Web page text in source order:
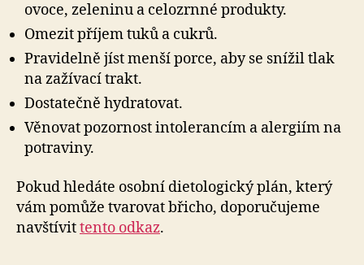
ovoce, zeleninu a celozrnné produkty.
Omezit příjem tuků a cukrů.
Pravidelně jíst menší porce, aby se snížil tlak
na zažívací trakt.
Dostatečně hydratovat.
Věnovat pozornost intolerancím a alergiím na
potraviny.
Pokud hledáte osobní dietologický plán, který
vám pomůže tvarovat břicho, doporučujeme
navštívittento odkaz.